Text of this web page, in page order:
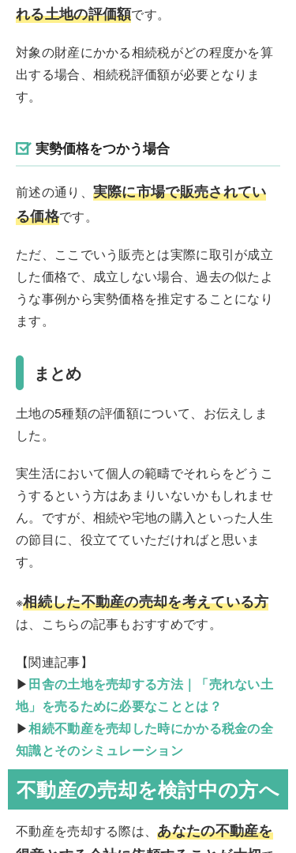
れる土地の評価額です。
対象の財産にかかる相続税がどの程度かを算
出する場合、相続税評価額が必要となりま
す。
実勢価格をつかう場合
前述の通り、 実際に市場で販売されてい
る価格です。
ただ、ここでいう販売とは実際に取引が成立
した価格で、成立しない場合、過去の似たよ
うな事例から実勢価格を推定することになり
ます。
まとめ
土地の5種類の評価額について、お伝えしま
した。
実生活において個人の範疇でそれらをどうこ
うするという方はあまりいないかもしれませ
ん。ですが、相続や宅地の購入といった人生
の節目に、役立てていただければと思いま
す。
※相続した不動産の売却を考えている方
は、こちらの記事もおすすめです。
【関連記事】
▶田舎の土地を売却する方法｜「売れない土
地」を売るために必要なこととは？
▶相続不動産を売却した時にかかる税金の全
知識とそのシミュレーション
不動産の売却を検討中の方へ
不動産を売却する際は、あなたの不動産を